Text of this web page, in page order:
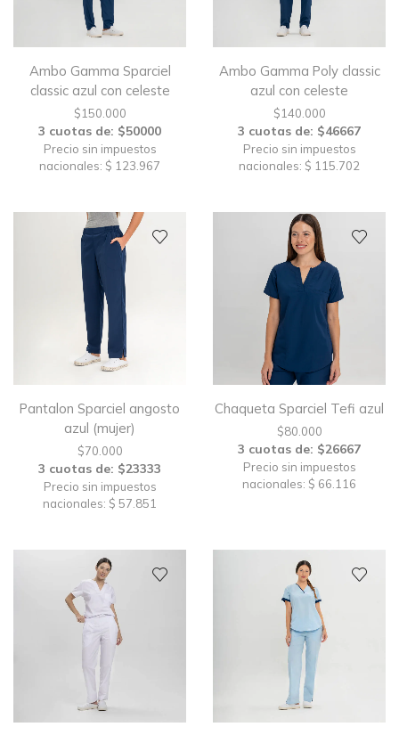
Ambo Gamma Sparciel
classic azul con celeste
$150.000
3 cuotas de: $50000
Precio sin impuestos
nacionales: $ 123.967
Ambo Gamma Poly classic
azul con celeste
$140.000
3 cuotas de: $46667
Precio sin impuestos
nacionales: $ 115.702
Pantalon Sparciel angosto
azul (mujer)
$70.000
3 cuotas de: $23333
Precio sin impuestos
nacionales: $ 57.851
Chaqueta Sparciel Tefi azul
$80.000
3 cuotas de: $26667
Precio sin impuestos
nacionales: $ 66.116